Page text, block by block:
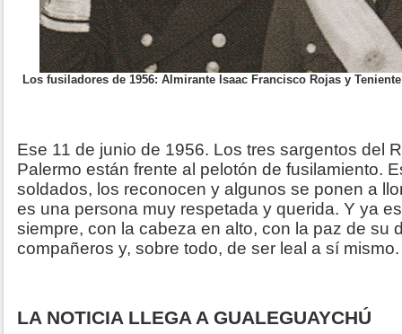
Los fusiladores de 1956: Almirante Isaac Francisco Rojas y
Ese 11 de junio de 1956. Los tres sargentos del
Palermo están frente al pelotón de fusilamiento.
soldados, los reconocen y algunos se ponen a
es una persona muy respetada y querida. Y ya
siempre, con la cabeza en alto, con la paz de su
compañeros y, sobre todo, de ser leal a sí mismo.
LA NOTICIA LLEGA A GUALEGUAYCHÚ